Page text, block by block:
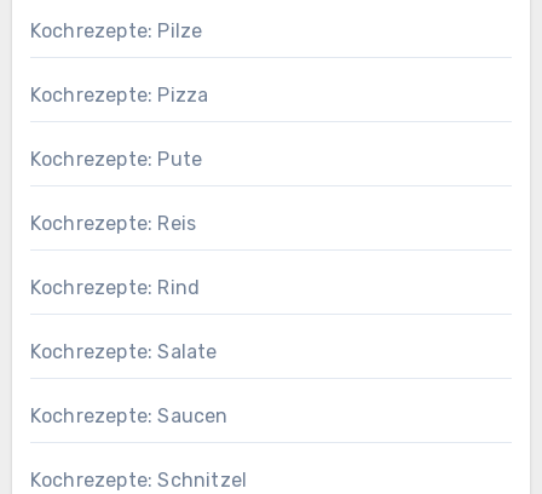
Kochrezepte: Pilze
Kochrezepte: Pizza
Kochrezepte: Pute
Kochrezepte: Reis
Kochrezepte: Rind
Kochrezepte: Salate
Kochrezepte: Saucen
Kochrezepte: Schnitzel